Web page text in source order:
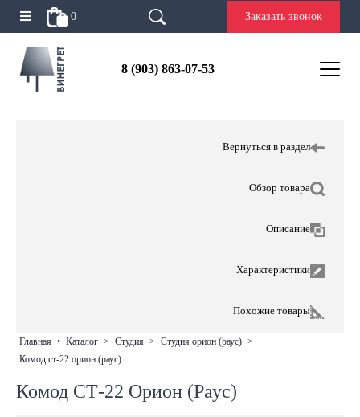
0 Заказать звонок
8 (903) 863-07-53
Вернуться в раздел
Обзор товара
Описание
Характеристики
Похожие товары
главная • каталог > студия > студия орион (раус) >
комод ст-22 орион (раус)
Комод СТ-22 Орион (Раус)